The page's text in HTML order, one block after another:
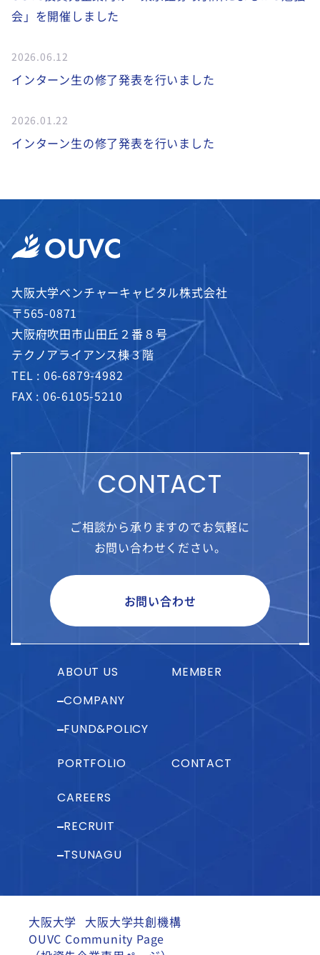
会」を開催しました
2026.06.12
インターン生の修了発表を行いました
2026.01.22
インターン生の修了発表を行いました
大阪大学ベンチャーキャピタル株式会社
〒565-0871
大阪府吹田市山田丘２番８号
テクノアライアンス棟３階
TEL : 06-6879-4982
FAX : 06-6105-5210
CONTACT
ご相談から承りますのでお気軽に
お問い合わせください。
お問い合わせ
ABOUT US
COMPANY
FUND&POLICY
PORTFOLIO
CAREERS
RECRUIT
TSUNAGU
MEMBER
CONTACT
大阪大学 大阪大学共創機構
OUVC Community Page